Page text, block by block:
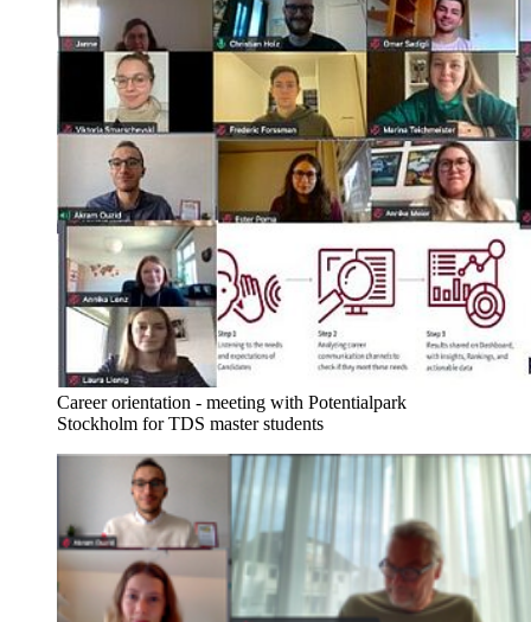
Career orientation - meeting with Potentialpark
Stockholm for TDS master students